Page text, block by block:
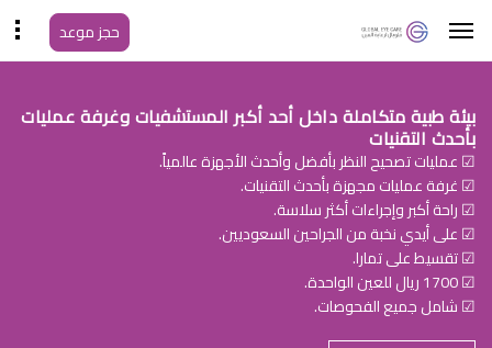
حجز موعد
بيئة طبية متكاملة داخل أحد أكبر المستشفيات وغرفة عمليات
بأحدث التقنيات
☑ عمليات تصحيح النظر بأفضل وأحدث الأجهزة عالمياً.
☑ غرفة عمليات مجهزة بأحدث التقنيات.
☑ راحة أكبر وإجراءات أكثر سلاسة.
☑ على أيدي نخبة من الجراحين السعوديين.
☑ تقسيط على تمارا.
☑ 1700 ريال للعين الواحدة.
☑ شامل جميع الفحوصات.